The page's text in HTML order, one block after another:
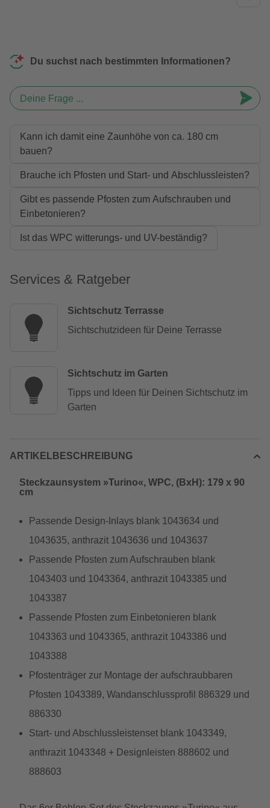
Du suchst nach bestimmten Informationen?
Deine Frage ...
Kann ich damit eine Zaunhöhe von ca. 180 cm
bauen?
Brauche ich Pfosten und Start- und Abschlussleisten?
Gibt es passende Pfosten zum Aufschrauben und
Einbetonieren?
Ist das WPC witterungs- und UV-beständig?
Services & Ratgeber
Sichtschutz Terrasse
Sichtschutzideen für Deine Terrasse
Sichtschutz im Garten
Tipps und Ideen für Deinen Sichtschutz im
Garten
ARTIKELBESCHREIBUNG
Steckzaunsystem »Turino«, WPC, (BxH): 179 x 90
cm
Passende Design-Inlays blank 1043634 und
1043635, anthrazit 1043636 und 1043637
Passende Pfosten zum Aufschrauben blank
1043403 und 1043364, anthrazit 1043385 und
1043387
Passende Pfosten zum Einbetonieren blank
1043363 und 1043365, anthrazit 1043386 und
1043388
Pfostenträger zur Montage der aufschraubbaren
Pfosten 1043389, Wandanschlussprofil 886329 und
886330
Start- und Abschlussleistenset blank 1043349,
anthrazit 1043348 + Designleisten 888602 und
888603